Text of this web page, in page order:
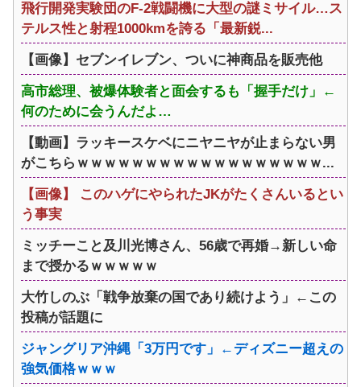
飛行開発実験団のF-2戦闘機に大型の謎ミサイル…ス
テルス性と射程1000kmを誇る「最新鋭...
【画像】セブンイレブン、ついに神商品を販売他
高市総理、被爆体験者と面会するも「握手だけ」←
何のために会うんだよ…
【動画】ラッキースケベにニヤニヤが止まらない男
がこちらｗｗｗｗｗｗｗｗｗｗｗｗｗｗｗｗｗｗ...
【画像】 このハゲにやられたJKがたくさんいるとい
う事実
ミッチーこと及川光博さん、56歳で再婚→新しい命
まで授かるｗｗｗｗｗ
大竹しのぶ「戦争放棄の国であり続けよう」←この
投稿が話題に
ジャングリア沖縄「3万円です」←ディズニー超えの
強気価格ｗｗｗ